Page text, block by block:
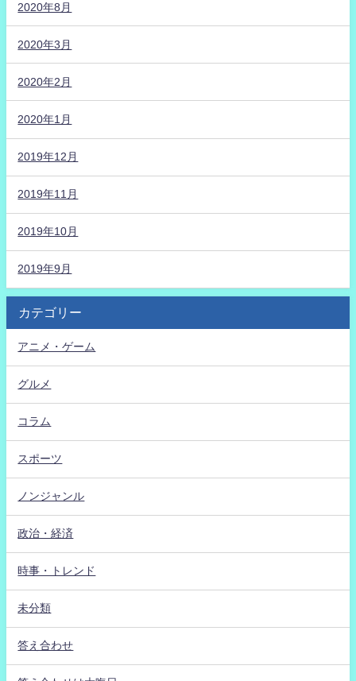
2020年8月
2020年3月
2020年2月
2020年1月
2019年12月
2019年11月
2019年10月
2019年9月
カテゴリー
アニメ・ゲーム
グルメ
コラム
スポーツ
ノンジャンル
政治・経済
時事・トレンド
未分類
答え合わせ